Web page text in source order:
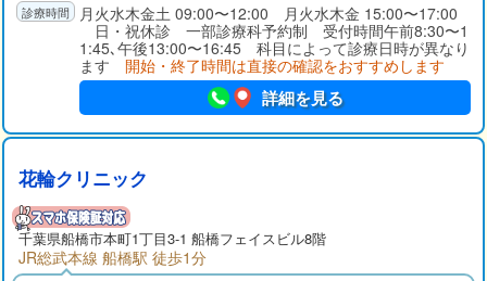
月火水木金土 09:00〜12:00 月火水木金 15:00〜17:00
日・祝休診 一部診療科予約制 受付時間午前8:30〜1
1:45､午後13:00〜16:45 科目によって診療日時が異なり
ます 開始・終了時間は直接の確認をおすすめします
詳細を見る
花輪クリニック
千葉県船橋市本町1丁目3-1 船橋フェイスビル8階
JR総武本線 船橋駅 徒歩1分